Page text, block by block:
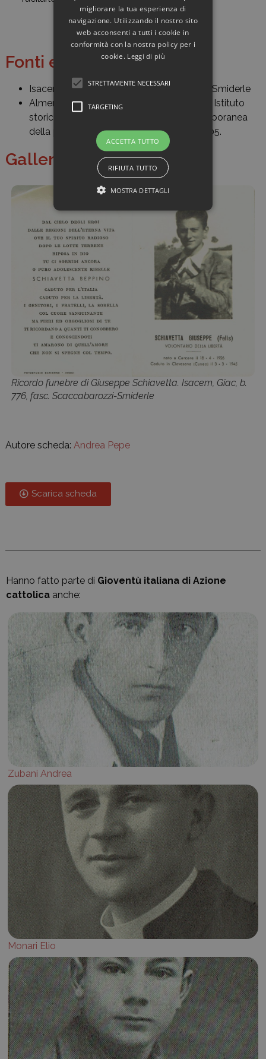
Fonti e bibliografia
Isacem, Giac , b. 776, fasc. Scaccabarozzi-Smiderle
Almerino Lunardon,La Resistenza vadese
, Istituto
storico della Resistenza e dell’età contemporanea
della provincia di Savona, Vado Ligure 2005.
Galleria di immagini
Ricordo funebre di Giuseppe Schiavetta. Isacem, Giac, b.
776, fasc. Scaccabarozzi-Smiderle
Autore scheda: Andrea Pepe
Scarica scheda
Hanno fatto parte di Gioventù italiana di Azione
cattolica anche:
Zubani Andrea
Monari Elio
migliorare la tua esperienza di
navigazione. Utilizzando il nostro sito
web acconsenti a tutti i cookie in
conformità con la nostra policy per i
cookie. Leggi di più
STRETTAMENTE NECESSARI
TARGETING
ACCETTA TUTTO
RIFIUTA TUTTO
MOSTRA DETTAGLI